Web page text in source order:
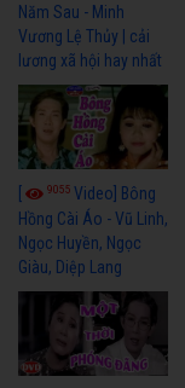
Năm Sau - Minh
Vương Lệ Thủy | cải
lương xã hội hay nhất
9055 Video] Bông
Hồng Cài Áo - Vũ Linh,
Ngọc Huyền, Ngọc
Giàu, Diệp Lang